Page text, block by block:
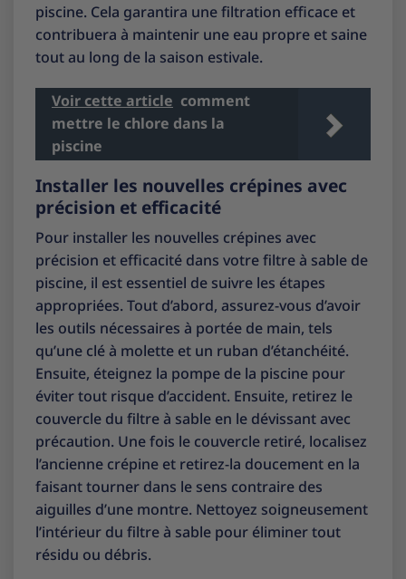
piscine. Cela garantira une filtration efficace et
contribuera à maintenir une eau propre et saine
tout au long de la saison estivale.
Voir cette article comment
mettre le chlore dans la
piscine
Installer les nouvelles crépines avec
précision et efficacité
Pour installer les nouvelles crépines avec
précision et efficacité dans votre filtre à sable de
piscine, il est essentiel de suivre les étapes
appropriées. Tout d’abord, assurez-vous d’avoir
les outils nécessaires à portée de main, tels
qu’une clé à molette et un ruban d’étanchéité.
Ensuite, éteignez la pompe de la piscine pour
éviter tout risque d’accident. Ensuite, retirez le
couvercle du filtre à sable en le dévissant avec
précaution. Une fois le couvercle retiré, localisez
l’ancienne crépine et retirez-la doucement en la
faisant tourner dans le sens contraire des
aiguilles d’une montre. Nettoyez soigneusement
l’intérieur du filtre à sable pour éliminer tout
résidu ou débris.